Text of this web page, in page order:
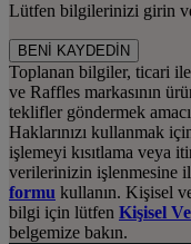
Lütfen bilgilerinizi girin
BENİ KAYDEDİN
Toplanan bilgiler, ticari
ve Raffles markasının
teklifler göndermek
Haklarınızı kullanmak
işlemeyi kısıtlama veya
verilerinizin işlenmesine
formu kullanın. Kişisel
bilgi için lütfen Kişisel
belgemize bakın.